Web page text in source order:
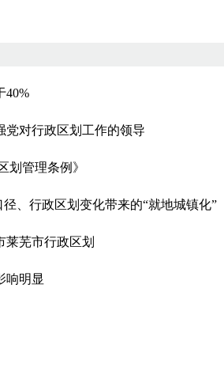
40%
党对行政区划工作的领导
划管理条例》
、行政区划变化带来的“就地城镇化”
莱芜市行政区划
响明显